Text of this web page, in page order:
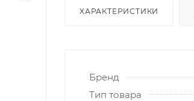
ХАРАКТЕРИСТИКИ
Бренд
Тип товара